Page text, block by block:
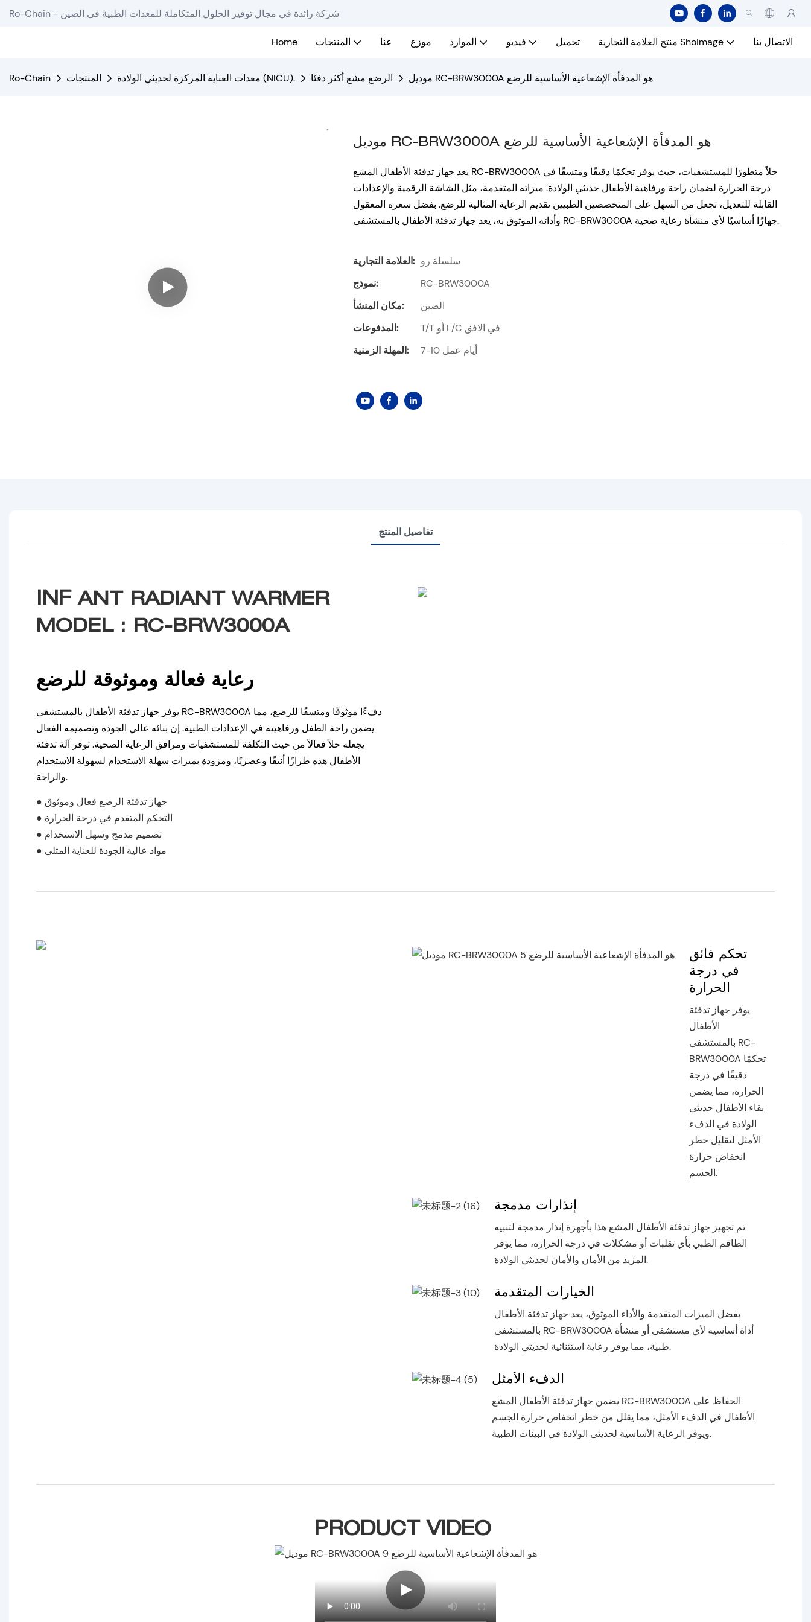
Ro-Chain - شركة رائدة في مجال توفير الحلول المتكاملة للمعدات الطبية في الصين
Home المنتجات عنا موزع الموارد فيديو تحميل منتج العلامة التجارية Shoimage الاتصال بنا
Ro-Chain المنتجات معدات العناية المركزة لحديثي الولادة (NICU). الرضع مشع أكثر دفئا موديل RC-BRW3000A هو المدفأة الإشعاعية الأساسية للرضع
موديل RC-BRW3000A هو المدفأة الإشعاعية الأساسية للرضع
يعد جهاز تدفئة الأطفال المشع RC-BRW3000A حلاً متطورًا للمستشفيات، حيث يوفر تحكمًا دقيقًا ومتسقًا في
درجة الحرارة لضمان راحة ورفاهية الأطفال حديثي الولادة. ميزاته المتقدمة، مثل الشاشة الرقمية والإعدادات
القابلة للتعديل، تجعل من السهل على المتخصصين الطبيين تقديم الرعاية المثالية للرضع. بفضل سعره المعقول
وأدائه الموثوق به، يعد جهاز تدفئة الأطفال بالمستشفى RC-BRW3000A جهازًا أساسيًا لأي منشأة رعاية صحية.
العلامة التجارية: سلسلة رو
نموذج:
RC-BRW3000A
مكان المنشأ:
الصين
المدفوعات:
T/T أو L/C في الافق
المهلة الزمنية:
7-10 أيام عمل
تفاصيل المنتج
INFANT RADIANT WARMER
MODEL : RC-BRW3000A
يوفر جهاز تدفئة الأطفال بالمستشفى RC-BRW3000A دفءًا موثوقًا ومتسقًا للرضع، مما
يضمن راحة الطفل ورفاهيته في الإعدادات الطبية. إن بنائه عالي الجودة وتصميمه الفعال
يجعله حلاً فعالاً من حيث التكلفة للمستشفيات ومرافق الرعاية الصحية. توفر آلة تدفئة
الأطفال هذه طرازًا أنيقًا وعصريًا، ومزودة بميزات سهلة الاستخدام لسهولة الاستخدام
والراحة.
● جهاز تدفئة الرضع فعال وموثوق
● التحكم المتقدم في درجة الحرارة
● تصميم مدمج وسهل الاستخدام
● مواد عالية الجودة للعناية المثلى
تحكم فائق
في درجة
الحرارة
يوفر جهاز تدفئة
الأطفال
بالمستشفى RC-
BRW3000A تحكمًا
دقيقًا في درجة
الحرارة، مما يضمن
بقاء الأطفال حديثي
الولادة في الدفء
الأمثل لتقليل خطر
انخفاض حرارة
الجسم.
إنذارات مدمجة
تم تجهيز جهاز تدفئة الأطفال المشع هذا بأجهزة إنذار مدمجة لتنبيه
الطاقم الطبي بأي تقلبات أو مشكلات في درجة الحرارة، مما يوفر
المزيد من الأمان والأمان لحديثي الولادة.
الخيارات المتقدمة
بفضل الميزات المتقدمة والأداء الموثوق، يعد جهاز تدفئة الأطفال
بالمستشفى RC-BRW3000A أداة أساسية لأي مستشفى أو منشأة
طبية، مما يوفر رعاية استثنائية لحديثي الولادة.
الدفء الأمثل
يضمن جهاز تدفئة الأطفال المشع RC-BRW3000A الحفاظ على
الأطفال في الدفء الأمثل، مما يقلل من خطر انخفاض حرارة الجسم
ويوفر الرعاية الأساسية لحديثي الولادة في البيئات الطبية.
PRODUCT VIDEO